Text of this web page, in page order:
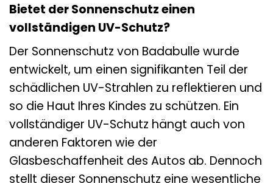
Bietet der Sonnenschutz einen
vollständigen UV-Schutz?
Der Sonnenschutz von Badabulle wurde
entwickelt, um einen signifikanten Teil der
schädlichen UV-Strahlen zu reflektieren und
so die Haut Ihres Kindes zu schützen. Ein
vollständiger UV-Schutz hängt auch von
anderen Faktoren wie der
Glasbeschaffenheit des Autos ab. Dennoch
stellt dieser Sonnenschutz eine wesentliche